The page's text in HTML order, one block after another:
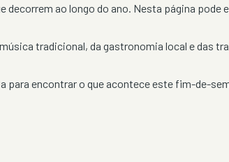
decorrem ao longo do ano. Nesta página
tradicional, da gastronomia local e das
para encontrar o que acontece este fim-de-